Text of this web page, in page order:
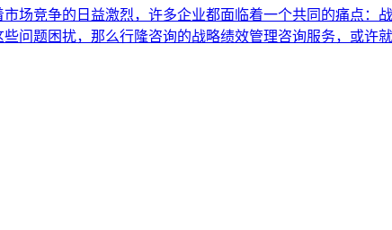
场竞争的日益激烈，许多企业都面临着一个共同的痛点：
问题困扰，那么行隆咨询的战略绩效管理咨询服务，或许